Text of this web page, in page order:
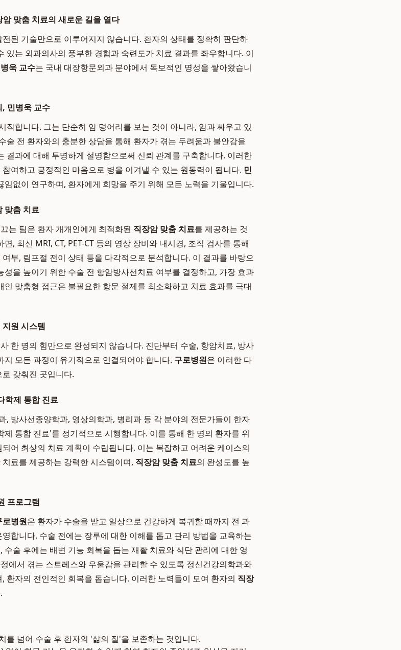
맞춤 치료의 새로운 길을 열다
된 기술만으로 이루어지지 않습니다. 환자의 상태를 정확히 판단하
있는 외과의사의 풍부한 경험과 숙련도가 치료 결과를 좌우합니다. 이
욱 교수는 국내 대장항문외과 분야에서 독보적인 명성을 쌓아왔습니
민병욱 교수
작합니다. 그는 단순히 암 덩어리를 보는 것이 아니라, 암과 싸우고 있
술 전 환자와의 충분한 상담을 통해 환자가 겪는 두려움과 불안감을
결과에 대해 투명하게 설명함으로써 신뢰 관계를 구축합니다. 이러한
여하고 긍정적인 마음으로 병을 이겨낼 수 있는 원동력이 됩니다. 민
없이 연구하며, 환자에게 희망을 주기 위해 모든 노력을 기울입니다.
맞춤 치료
는 팀은 환자 개개인에게 최적화된 직장암 맞춤 치료를 제공하는 것
, 최신 MRI, CT, PET-CT 등의 영상 장비와 내시경, 조직 검사를 통해
부, 림프절 전이 상태 등을 다각적으로 분석합니다. 이 결과를 바탕으
성을 높이기 위한 수술 전 항암방사선치료 여부를 결정하고, 가장 효과
맞춤형 접근은 불필요한 항문 절제를 최소화하고 치료 효과를 극대
원 시스템
한 명의 힘만으로 완성되지 않습니다. 진단부터 수술, 항암치료, 방사
모든 과정이 유기적으로 연결되어야 합니다. 구로병원은 이러한 다
갖춰진 곳입니다.
학제 통합 진료
, 방사선종양학과, 영상의학과, 병리과 등 각 분야의 전문가들이 한자
통합 진료'를 정기적으로 시행합니다. 이를 통해 한 명의 환자를 위
어 최상의 치료 계획이 수립됩니다. 이는 복잡하고 어려운 케이스의
료를 제공하는 강력한 시스템이며, 직장암 맞춤 치료의 완성도를 높
프로그램
로병원은 환자가 수술을 받고 일상으로 건강하게 복귀할 때까지 전 과
합니다. 수술 전에는 장루에 대한 이해를 돕고 관리 방법을 교육하는
술 후에는 배변 기능 회복을 돕는 재활 치료와 식단 관리에 대한 영
에서 겪는 스트레스와 우울감을 관리할 수 있도록 정신건강의학과와
환자의 전인적인 회복을 돕습니다. 이러한 노력들이 모여 환자의 직장
를 넘어 수술 후 환자의 '삶의 질'을 보존하는 것입니다.